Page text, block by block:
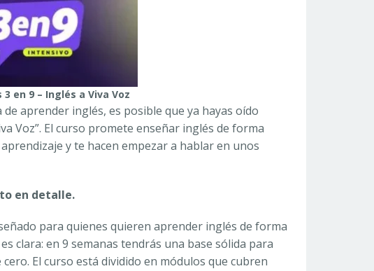
en 9 – Inglés a Viva Voz
aprender inglés, es posible que ya hayas oído
Voz”. El curso promete enseñar inglés de forma
y te hacen empezar a hablar en unos
en detalle.
para quienes quieren aprender inglés de forma
clara: en 9 semanas tendrás una base sólida para
El curso está dividido en módulos que cubren